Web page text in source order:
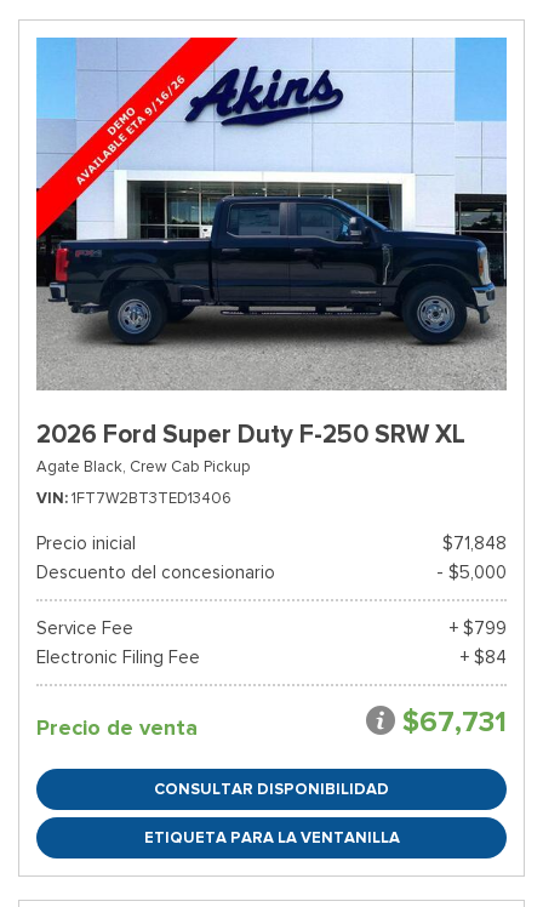
2026 Ford Super Duty F-250 SRW XL
Agate Black, Crew Cab Pickup
VIN 1FT7W2BT3TED13406
Precio inicial
$71,848
Descuento del concesionario
- $5,000
Service Fee
+ $799
Electronic Filing Fee
+ $84
Precio de venta $67,731
CONSULTAR DISPONIBILIDAD
ETIQUETA PARA LA VENTANILLA